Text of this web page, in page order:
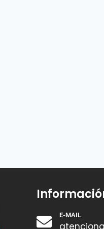
E-MAIL